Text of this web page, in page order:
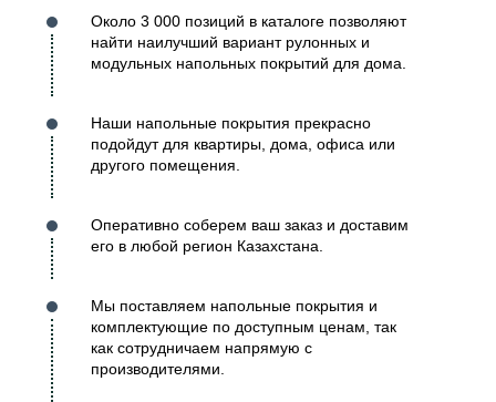
Около 3 000 позиций в каталоге позволяют
найти наилучший вариант рулонных и
модульных напольных покрытий для дома.
Наши напольные покрытия прекрасно
подойдут для квартиры, дома, офиса или
другого помещения.
Оперативно соберем ваш заказ и доставим
его в любой регион Казахстана.
Мы поставляем напольные покрытия и
комплектующие по доступным ценам, так
как сотрудничаем напрямую с
производителями.